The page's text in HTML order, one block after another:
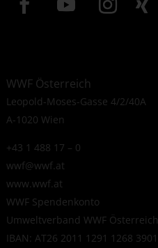
WWF Österreich
Leopold-Moses-Gasse 4/2/40A
A-1020 Wien
+43 1 488 17 – 0
wwf@wwf.at
www.wwf.at
WWF Spendenkonto
Umweltverband WWF Österreich
IBAN: AT26 2011 1291 1268 3901